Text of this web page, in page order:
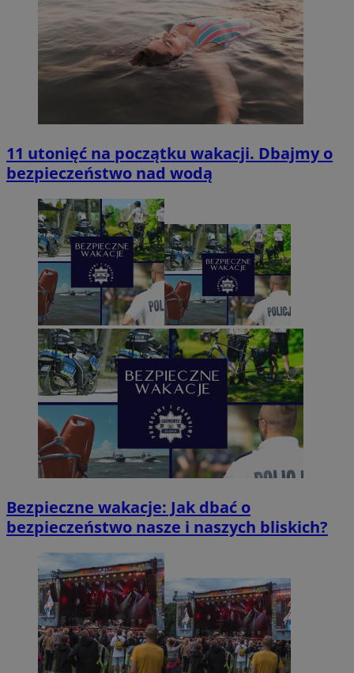
11 utonięć na początku wakacji. Dbajmy o
bezpieczeństwo nad wodą
Bezpieczne wakacje: Jak dbać o
bezpieczeństwo nasze i naszych bliskich?